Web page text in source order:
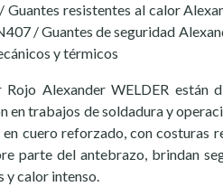
resistentes al calor
/ Guantes de seguridad
y térmicos
Alexander WELDER están
en trabajos de soldadura y
cuero reforzado, con costuras
parte del antebrazo, brindan
y calor intenso.